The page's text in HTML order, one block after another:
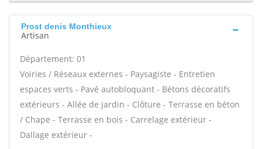
Prost denis Monthieux
Artisan
Département: 01
Voiries / Réseaux externes - Paysagiste - Entretien
espaces verts - Pavé autobloquant - Bétons décoratifs
extérieurs - Allée de jardin - Clôture - Terrasse en béton
/ Chape - Terrasse en bois - Carrelage extérieur -
Dallage extérieur -